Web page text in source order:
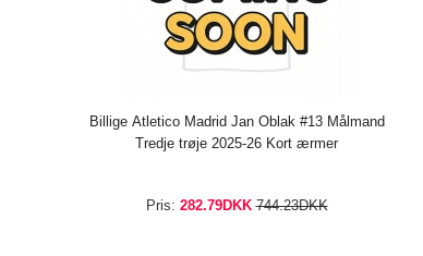
Billige Atletico Madrid Jan Oblak #13 Målmand
Tredje trøje 2025-26 Kort ærmer
Pris: 282.79DKK 744.23DKK